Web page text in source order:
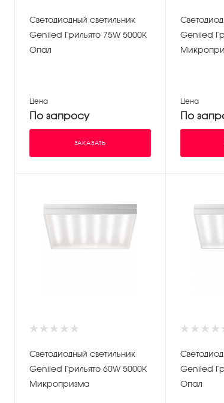
Светодиодный светильник
Geniled Грильято 75W 5000К
Опал
Цена
По запросу
ЗАКАЗАТЬ
Geniled
Цена
По
Светодиодный светильник
Geniled Грильято 60W 5000К
Микропризма
Geniled
Опал